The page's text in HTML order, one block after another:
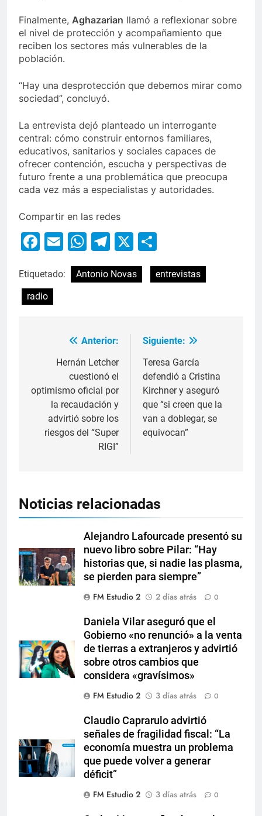
Finalmente, Aghazarian llamó a reflexionar sobre
el nivel de protección y acompañamiento que
reciben los sectores más vulnerables de la
población.
“Hay una desprotección que debemos mirar como
sociedad”, concluyó.
La entrevista dejó planteado un interrogante
central: cómo construir entornos familiares,
educativos, sanitarios y sociales capaces de
ofrecer contención, escucha y perspectivas de
futuro frente a una problemática que preocupa
cada vez más a especialistas y autoridades.
Compartir en las redes
Facebook
EmailWhatsApp
Telegram
X
Etiquetado: Antonio Novas
entrevistas
radio
Anterior:
Hernán Letcher
cuestionó el
optimismo oficial por
la recaudación y
advirtió sobre los
riesgos del “Super
RIGI”
Siguiente:
Teresa García
defendió a Cristina
Kirchner y aseguró
que “si creen que la
van a doblegar, se
equivocan”
Noticias relacionadas
Alejandro Lafourcade presentó su
nuevo libro sobre Pilar: “Hay
historias que, si nadie las plasma,
se pierden para siempre”
FM Estudio 2
2 días atrás 0
Daniela Vilar aseguró que el
Gobierno «no renunció» a la venta
de tierras a extranjeros y advirtió
sobre otros cambios que
considera «gravísimos»
FM Estudio 2
3 días atrás 0
Claudio Caprarulo advirtió
señales de fragilidad fiscal: “La
economía muestra un problema
que puede volver a generar
déficit”
FM Estudio 2
3 días atrás 0